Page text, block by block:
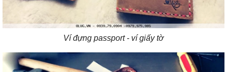
Ví đựng passport - ví giấy tờ